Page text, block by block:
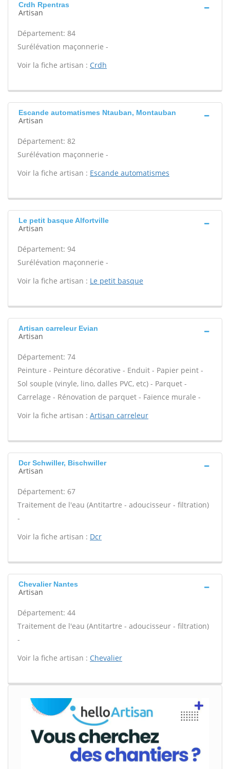
Crdh Rpentras
Artisan
Département: 84
Surélévation maçonnerie -
Voir la fiche artisan : Crdh
Escande automatismes Ntauban, Montauban
Artisan
Département: 82
Surélévation maçonnerie -
Voir la fiche artisan : Escande automatismes
Le petit basque Alfortville
Artisan
Département: 94
Surélévation maçonnerie -
Voir la fiche artisan : Le petit basque
Artisan carreleur Evian
Artisan
Département: 74
Peinture - Peinture décorative - Enduit - Papier peint -
Sol souple (vinyle, lino, dalles PVC, etc) - Parquet -
Carrelage - Rénovation de parquet - Faïence murale -
Voir la fiche artisan : Artisan carreleur
Dcr Schwiller, Bischwiller
Artisan
Département: 67
Traitement de l'eau (Antitartre - adoucisseur - filtration)
-
Voir la fiche artisan : Dcr
Chevalier Nantes
Artisan
Département: 44
Traitement de l'eau (Antitartre - adoucisseur - filtration)
-
Voir la fiche artisan : Chevalier